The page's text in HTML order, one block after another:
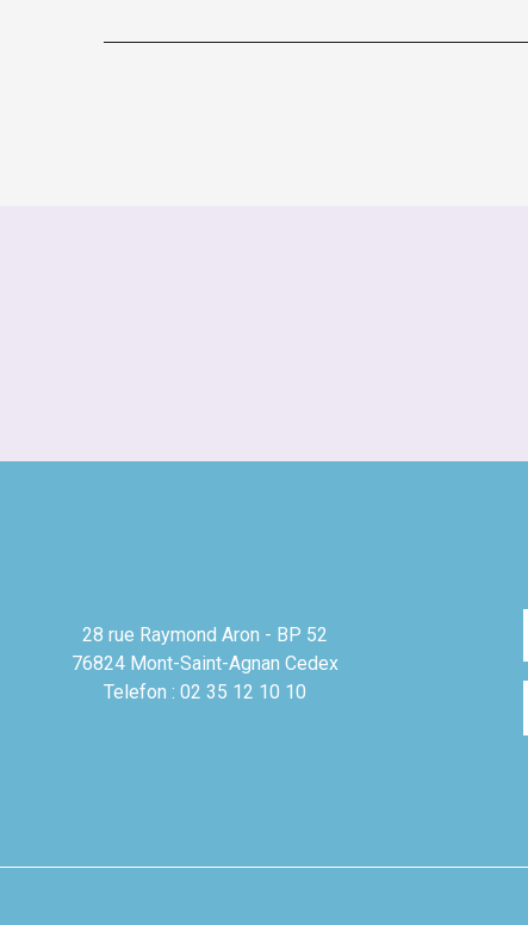
28 rue Raymond Aron - BP 52
76824 Mont-Saint-Agnan Cedex
Telefon : 02 35 12 10 10